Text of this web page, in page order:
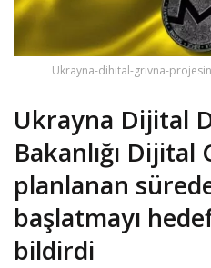
Ukrayna-dihital-grivna-
Ukrayna Dijital
Bakanlığı Dijital
planlanan
başlatmayı
bildirdi